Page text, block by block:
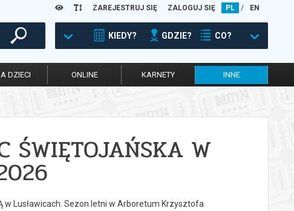
ZAREJESTRUJ SIĘ ZALOGUJ SIĘ PL / EN
KIEDY? GDZIE? CO?
DZIECI ONLINE KARNETY INNE
ŚWIĘTOJAŃSKA W
w Lusławicach. Sezon letni w Arboretum Krzysztofa